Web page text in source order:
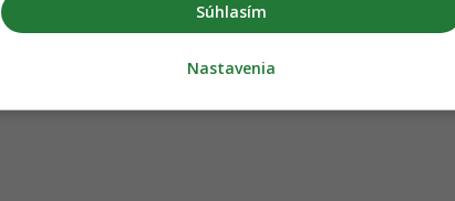
Leaflet
Súhlasím
Nastavenia